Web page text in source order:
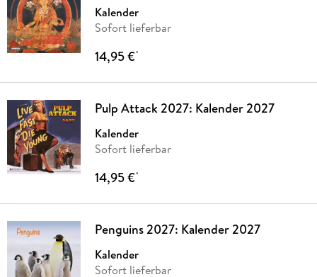
Kalender
Sofort lieferbar
14,95 €*
Pulp Attack 2027: Kalender 2027
Kalender
Sofort lieferbar
14,95 €*
Penguins 2027: Kalender 2027
Kalender
Sofort lieferbar